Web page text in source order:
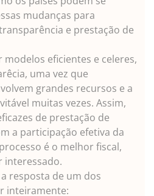
mudanças para
e prestação de
eficientes e celeres,
uma vez que
grandes recursos e a
muitas vezes. Assim,
de prestação de
a participação efetiva da
é o melhor fiscal,
interessado.
resposta de um dos
inteiramente: